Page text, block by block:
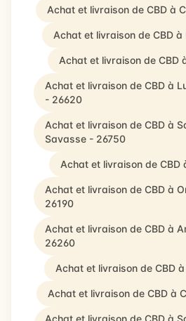
Achat et livraison de CBD à
Achat et livraison de CBD
Achat et livraison de CBD
Achat et livraison de CBD à
- 26620
Achat et livraison de CBD à
Savasse - 26750
Achat et livraison de CBD
Achat et livraison de CBD à
26190
Achat et livraison de CBD à
26260
Achat et livraison de CBD
Achat et livraison de CBD à
Achat et livraison de CBD à